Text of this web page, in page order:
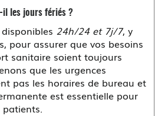
les jours fériés ?
24h/24 et 7j/7, y
pour assurer que vos besoins
sanitaire soient toujours
que les urgences
pas les horaires de bureau et
est essentielle pour
patients.